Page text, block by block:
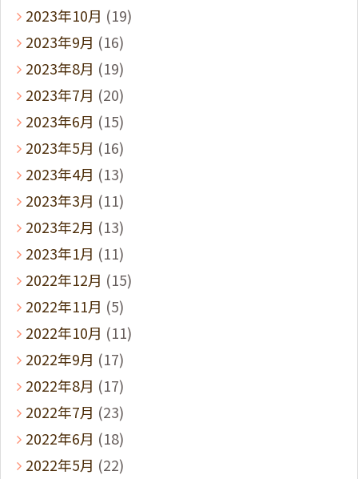
2023年10月 (19)
2023年9月 (16)
2023年8月 (19)
2023年7月 (20)
2023年6月 (15)
2023年5月 (16)
2023年4月 (13)
2023年3月 (11)
2023年2月 (13)
2023年1月 (11)
2022年12月 (15)
2022年11月 (5)
2022年10月 (11)
2022年9月 (17)
2022年8月 (17)
2022年7月 (23)
2022年6月 (18)
2022年5月 (22)